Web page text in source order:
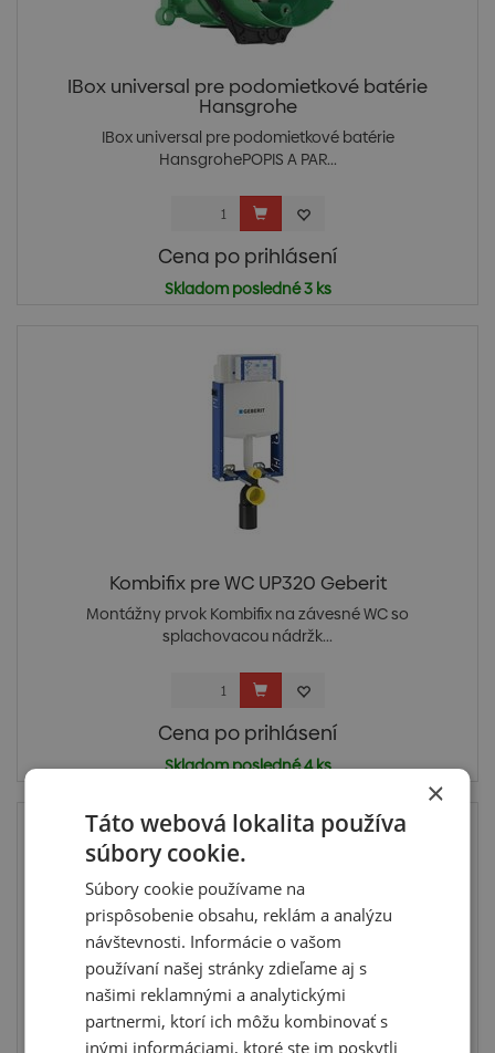
IBox universal pre podomietkové batérie
Hansgrohe
IBox universal pre podomietkové batérie
HansgrohePOPIS A PAR...
Cena po prihlásení
Skladom posledné 3 ks
Kombifix pre WC UP320 Geberit
Montážny prvok Kombifix na závesné WC so
splachovacou nádržk...
Cena po prihlásení
Skladom posledné 4 ks
×
Táto webová lokalita používa
súbory cookie.
Súbory cookie používame na
prispôsobenie obsahu, reklám a analýzu
návštevnosti. Informácie o vašom
používaní našej stránky zdieľame aj s
našimi reklamnými a analytickými
partnermi, ktorí ich môžu kombinovať s
inými informáciami, ktoré ste im poskytli